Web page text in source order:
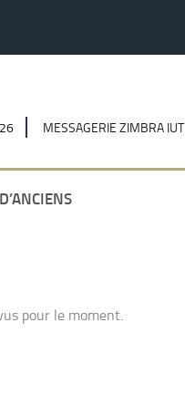
MESSAGERIE ZIMBRA IUT
pour le moment.